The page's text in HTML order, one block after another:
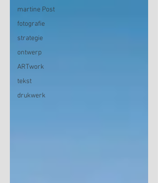
martine Post
fotografie
strategie
ontwerp
ARTwork
tekst
drukwerk